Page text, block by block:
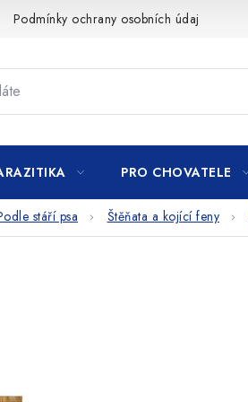
Podmínky ochrany osobních údajů
PRO CHOVATELE
stáří psa Štěňata a kojící feny